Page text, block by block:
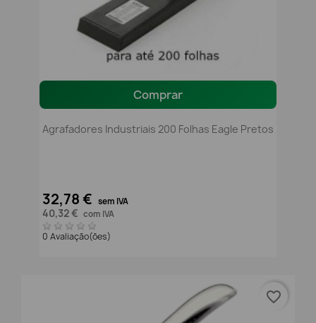
Comprar
Agrafadores Industriais 200 Folhas Eagle Pretos
32,78 € sem IVA
40,32 € com IVA
0 Avaliação(ões)
favorite_border